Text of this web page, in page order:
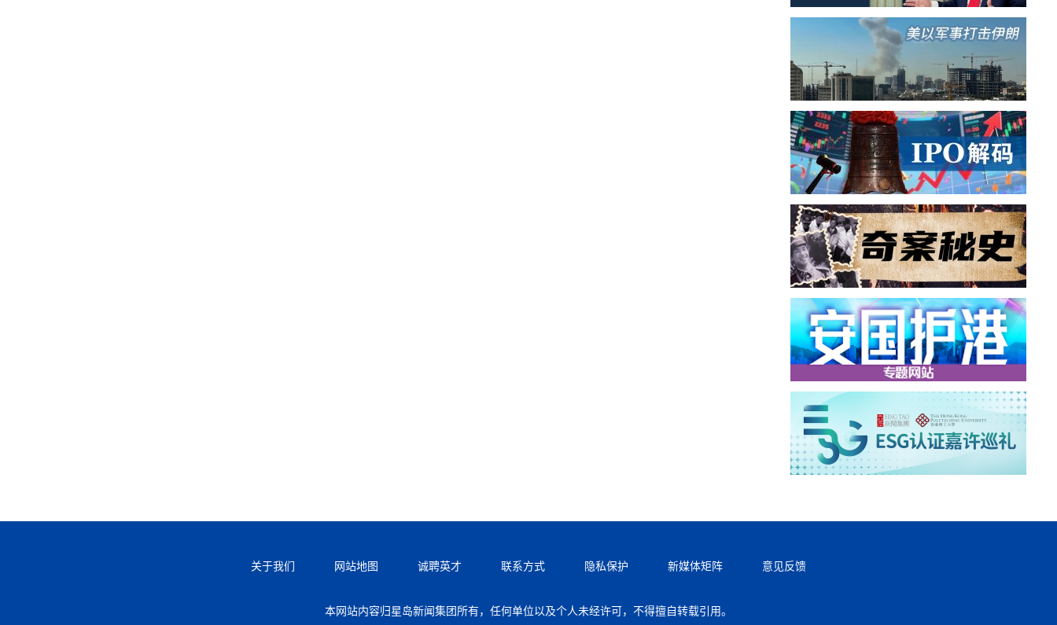
关于我们 网站地图 诚聘英才 联系方式 隐私保护 新媒体矩阵 意见反馈
本网站内容归星岛新闻集团所有，任何单位以及个人未经许可，不得擅自转载引用。